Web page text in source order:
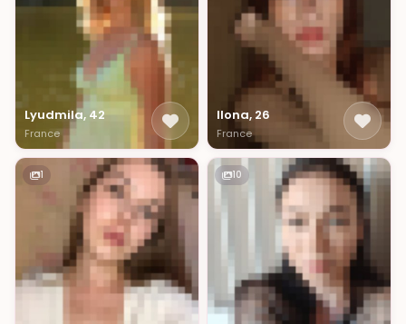
Lyudmila, 42
France
Ilona, 26
France
1 10